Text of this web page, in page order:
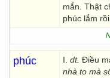
mắn. Thật
phúc lắm
phúc I. dt. Điều
nhà to mà